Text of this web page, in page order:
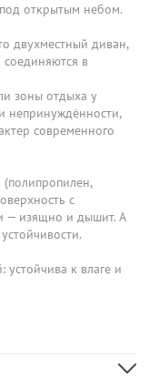
открытым небом.
двухместный диван,
в
зоны отдыха у
непринуждённости,
современного
(полипропилен,
с
— изящно и дышит. А
к влаге и